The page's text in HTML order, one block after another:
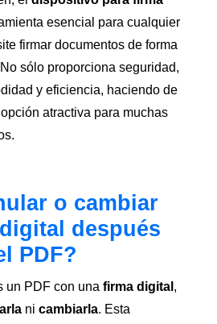
esencial para cualquier
firmar documentos de forma
sólo proporciona seguridad,
y eficiencia, haciendo de
atractiva para muchas
o cambiar
después
PDF?
un PDF con una firma digital ,
ni cambiarla. Esta